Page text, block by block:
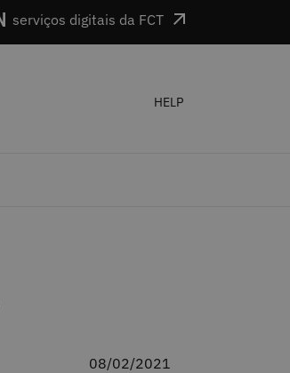
serviços digitais da FCT
HELP
08/02/2021